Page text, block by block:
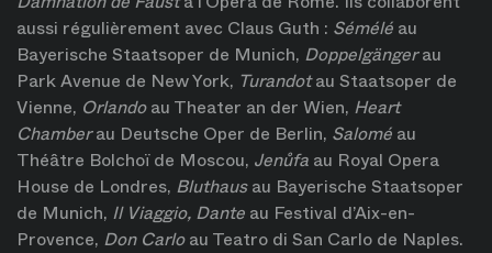
aussi régulièrement avec Claus Guth : Sémélé au
Bayerische Staatsoper de Munich, Doppelgängerau
Park Avenue de New York, Turandotau Staatsoper de
Vienne, Orlandoau Theater an der Wien, Heart
Chamberau Deutsche Oper de Berlin, Salomé au
Théâtre Bolchoï de Moscou, Jenůfa au Royal Opera
House de Londres, Bluthausau Bayerische Staatsoper
de Munich, Il Viaggio, Dante au Festival d’Aix-en-
Provence, Don Carloau Teatro di San Carlo de Naples.